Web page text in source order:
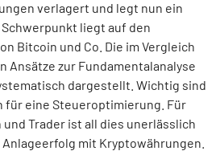
verlagert und legt nun ein
liegt auf den
Bitcoin und Co. Die im Ver­gleich
Ansätze zur Fundamentalanalyse
dargestellt. Wichtig sind
für eine Steueroptimierung. Für
Trader ist all dies unerlässlich
mit Kryptowährungen.